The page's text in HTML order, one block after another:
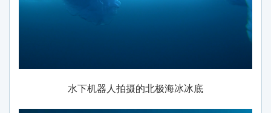
水下机器人拍摄的北极海冰冰底